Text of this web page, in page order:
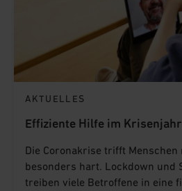
AKTUELLES
Effiziente Hilfe im Krisenjahr
Die Coronakrise trifft
besonders hart. Lockdown und
treiben viele Betroffene in eine